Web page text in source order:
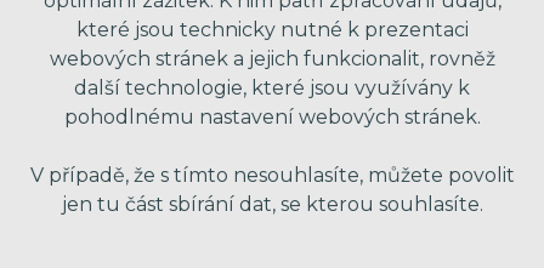
které jsou technicky nutné k prezentaci
webových stránek a jejich funkcionalit, rovněž
další technologie, které jsou využívány k
pohodlnému nastavení webových stránek.
V případě, že s tímto nesouhlasíte, můžete povolit
jen tu část sbírání dat, se kterou souhlasíte.